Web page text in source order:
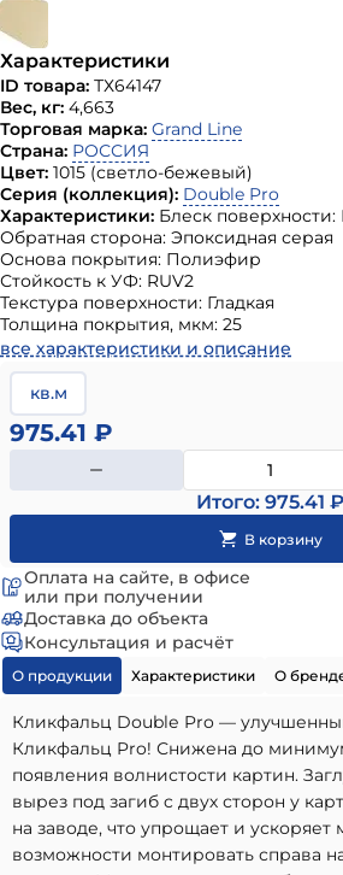
Характеристики
ID товара: ТХ64147
Вес, кг: 4,663
Торговая марка: Grand Line
Страна: РОССИЯ
Цвет: 1015 (светло-бежевый)
Серия (коллекция): Double Pro
Характеристики: Блеск поверхности:
Обратная сторона: Эпоксидная серая
Основа покрытия: Полиэфир
Стойкость к УФ: RUV2
Текстура поверхности: Гладкая
Толщина покрытия, мкм: 25
все характеристики и описание
кв.м
975.41 ₽
Итого: 975.41 ₽
Оплата на сайте, в офисе
или при получении
Доставка до объекта
Консультация и расчёт
О продукции Характеристики О
Кликфальц Dоublе Pro —
Кликфальц Pro! Снижена до
появления волнистости картин.
вырез под загиб c двух сторон у
на заводе, что упрощает и ускоряет
возможности монтировать справа